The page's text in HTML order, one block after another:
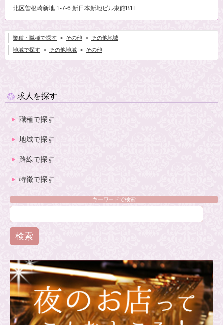
北区曽根崎新地 1-7-6 新日本新地ビル東館B1F
業種・職種で探す > その他 > その他地域
地域で探す > その他地域 > その他
求人を探す
職種で探す
地域で探す
路線で探す
特徴で探す
キーワードで検索